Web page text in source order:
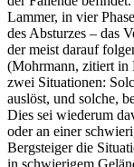
Lammer, in vier
des Absturzes – das
der meist darauf
(Mohrmann, zitiert in
zwei Situationen:
auslöst, und solche,
Dies sei wiederum
oder an einer
Bergsteiger die
in schwierigem